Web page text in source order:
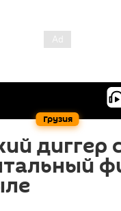
Грузия
диггер